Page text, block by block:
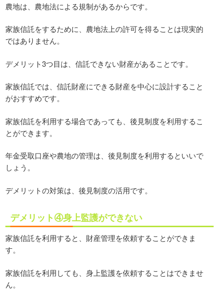
農地は、農地法による規制があるからです。
家族信託をするために、農地法上の許可を得ることは現実的
ではありません。
デメリット3つ目は、信託できない財産があることです。
家族信託では、信託財産にできる財産を中心に設計すること
がおすすめです。
家族信託を利用する場合であっても、後見制度を利用するこ
とができます。
年金受取口座や農地の管理は、後見制度を利用するといいで
しょう。
デメリットの対策は、後見制度の活用です。
デメリット④身上監護ができない
家族信託を利用すると、財産管理を依頼することができま
す。
家族信託を利用しても、身上監護を依頼することはできませ
ん。